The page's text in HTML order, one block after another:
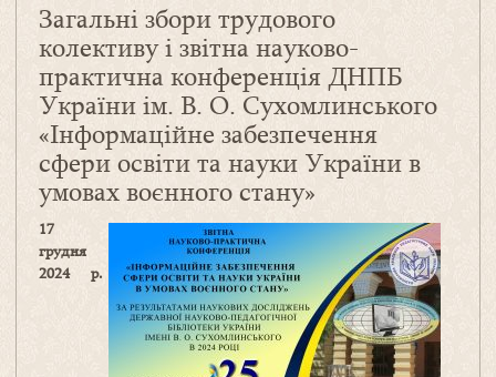
Загальні збори трудового
колективу і звітна науково-
практична конференція ДНПБ
України ім. В. О. Сухомлинського
«Інформаційне забезпечення
сфери освіти та науки України в
умовах воєнного стану»
17
грудня
2024 р.